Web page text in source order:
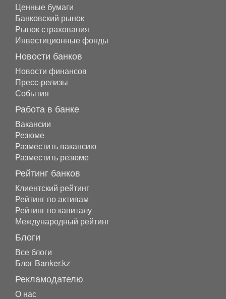
Ценные бумаги
Банковский рынок
Рынок страхования
Инвестиционные фонды
Новости банков
Новости финансов
Пресс-релизы
События
Работа в банке
Вакансии
Резюме
Разместить вакансию
Разместить резюме
Рейтинг банков
Клиентский рейтинг
Рейтинг по активам
Рейтинг по капиталу
Международный рейтинг
Блоги
Все блоги
Блог Banker.kz
Рекламодателю
О нас